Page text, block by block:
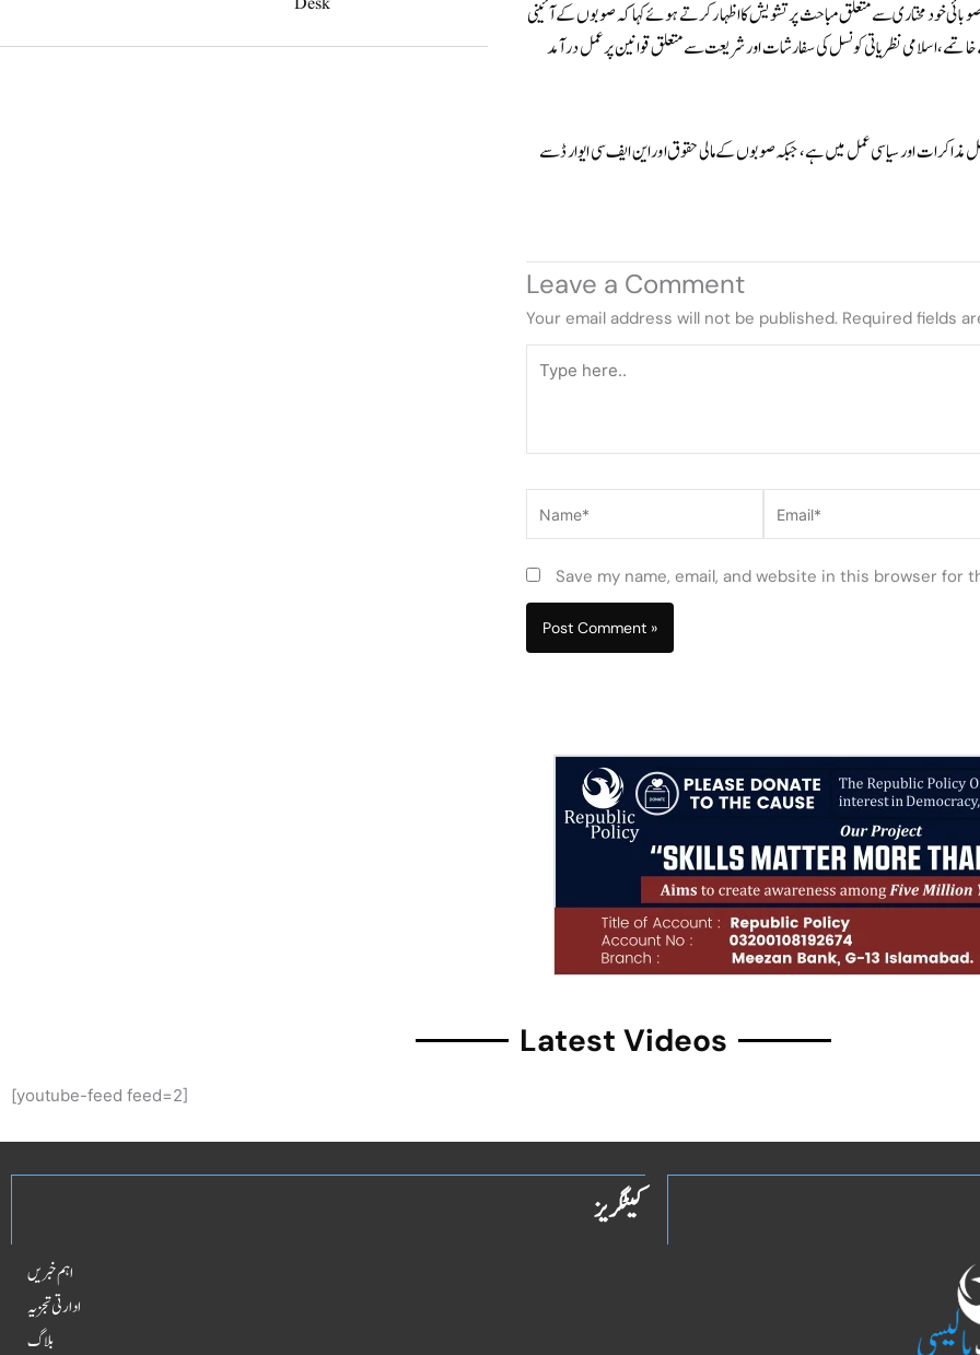
آئینی ترمیم اور صوبائی خودمختاری سے متعلق مباحث پر تشویش کا اظہار کرتے ہوئے کہا کہ صوبوں کے آئینی
اسلامی نظریاتی کونسل کی سفارشات اور شریعت سے متعلق قوانین پر عمل درآمد
مذاکرات اور سیاسی عمل میں ہے، جبکہ صوبوں کے مالی حقوق اور این ایف سی ایوارڈ سے
Leave a Comment
Your email address will not be published. Required fields
here..
Save my name, email, and website in this browser for
Latest Videos
[youtube-feed feed=2]
کیٹگریز
اہم خبریں
ادارتی تجزیہ
بلاگ